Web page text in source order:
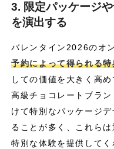
3. 限定パッケージ
を演出する
バレンタイン2026のオ
予約によって得られる
しての価値を大きく高め
高級チョコレートブラ
けて特別なパッケージ
ることが多く、これら
特別な体験を提供してく